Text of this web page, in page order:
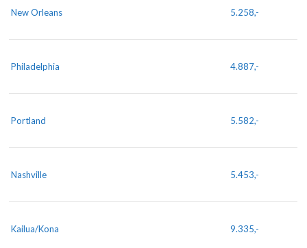
New Orleans 5.258,-
Philadelphia 4.887,-
Portland 5.582,-
Nashville 5.453,-
Kailua/Kona 9.335,-